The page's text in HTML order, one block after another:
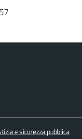
e sicurezza pubblica